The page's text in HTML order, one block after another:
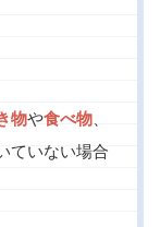
物や食べ物
ていない場合